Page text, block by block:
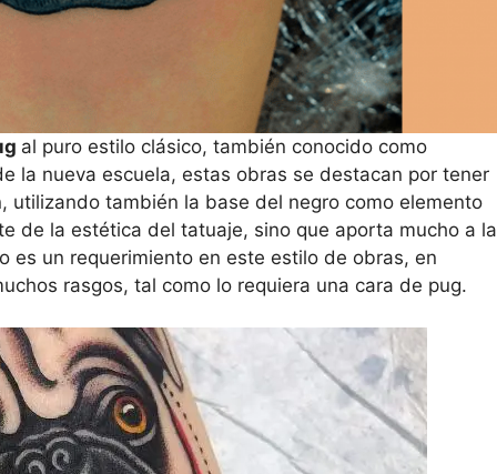
al puro estilo clásico, también conocido como
la nueva escuela, estas obras se destacan por tener
utilizando también la base del negro como elemento
de la estética del tatuaje, sino que aporta mucho a la
es un requerimiento en este estilo de obras, en
rasgos, tal como lo requiera una cara de pug.